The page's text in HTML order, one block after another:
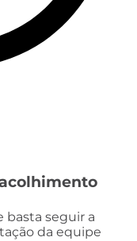
basta seguir a
da equipe